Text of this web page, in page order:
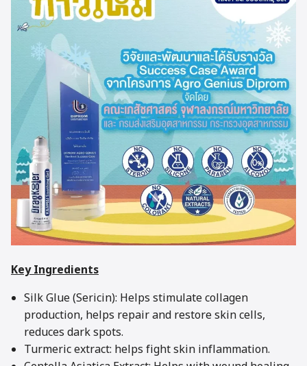
Key Ingredients
Silk Glue (Sericin): Helps stimulate collagen
production, helps repair and restore skin cells,
reduces dark spots.
Turmeric extract: helps fight skin inflammation.